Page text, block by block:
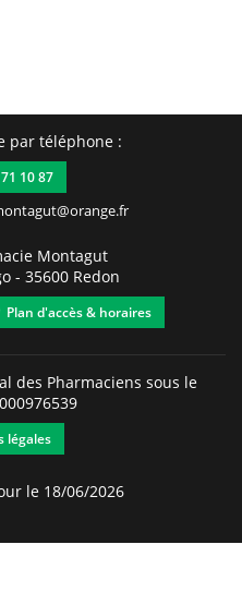
par téléphone :
10 87
Montagut
- 35600 Redon
Plan d'accès & horaires
des Pharmaciens sous le
légales
le 18/06/2026